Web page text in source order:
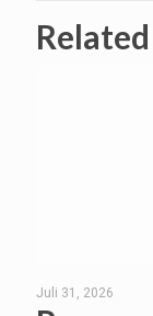
Juli 31, 2026